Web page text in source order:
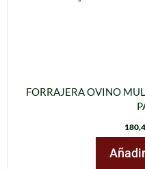
FORRAJERA OVINO